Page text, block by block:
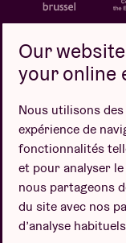
Politique de
Our
your online
Nous utilisons
expérience de
fonctionnalités
et pour analyser
nous partageons
du site avec nos
d’analyse